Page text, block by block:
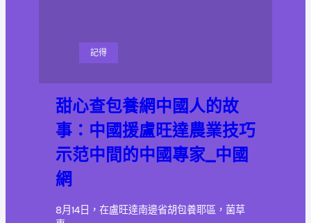
記得
甜心查包養網中國人的故
事：中國援盧旺達農業技巧
示范中間的中國專家_中國
網
8月14日，在盧旺達南邊省胡包養耶區，菌草